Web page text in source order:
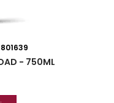
- 750ML